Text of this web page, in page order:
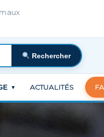
Rechercher
▼ ACTUALITÉS